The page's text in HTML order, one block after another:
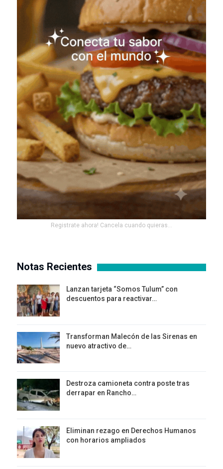
Registrate ahora! Cancela cuando quieras...
Notas Recientes
Lanzan tarjeta “Somos Tulum” con
descuentos para reactivar…
Transforman Malecón de las Sirenas en
nuevo atractivo de…
Destroza camioneta contra poste tras
derrapar en Rancho…
Eliminan rezago en Derechos Humanos
con horarios ampliados